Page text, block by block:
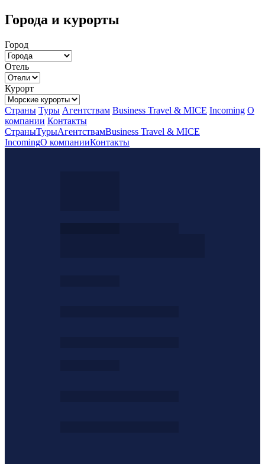
Города и курорты
Город
Отель
Курорт
Страны Туры Агентствам Business Travel & MICE Incoming О
компании Контакты
СтраныТурыАгентствамBusiness Travel & MICE
IncomingО компанииКонтакты